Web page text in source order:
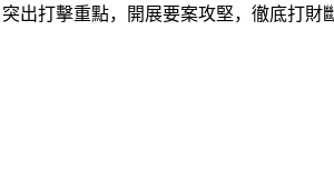
出打擊重點，開展要案攻堅，徹底打財